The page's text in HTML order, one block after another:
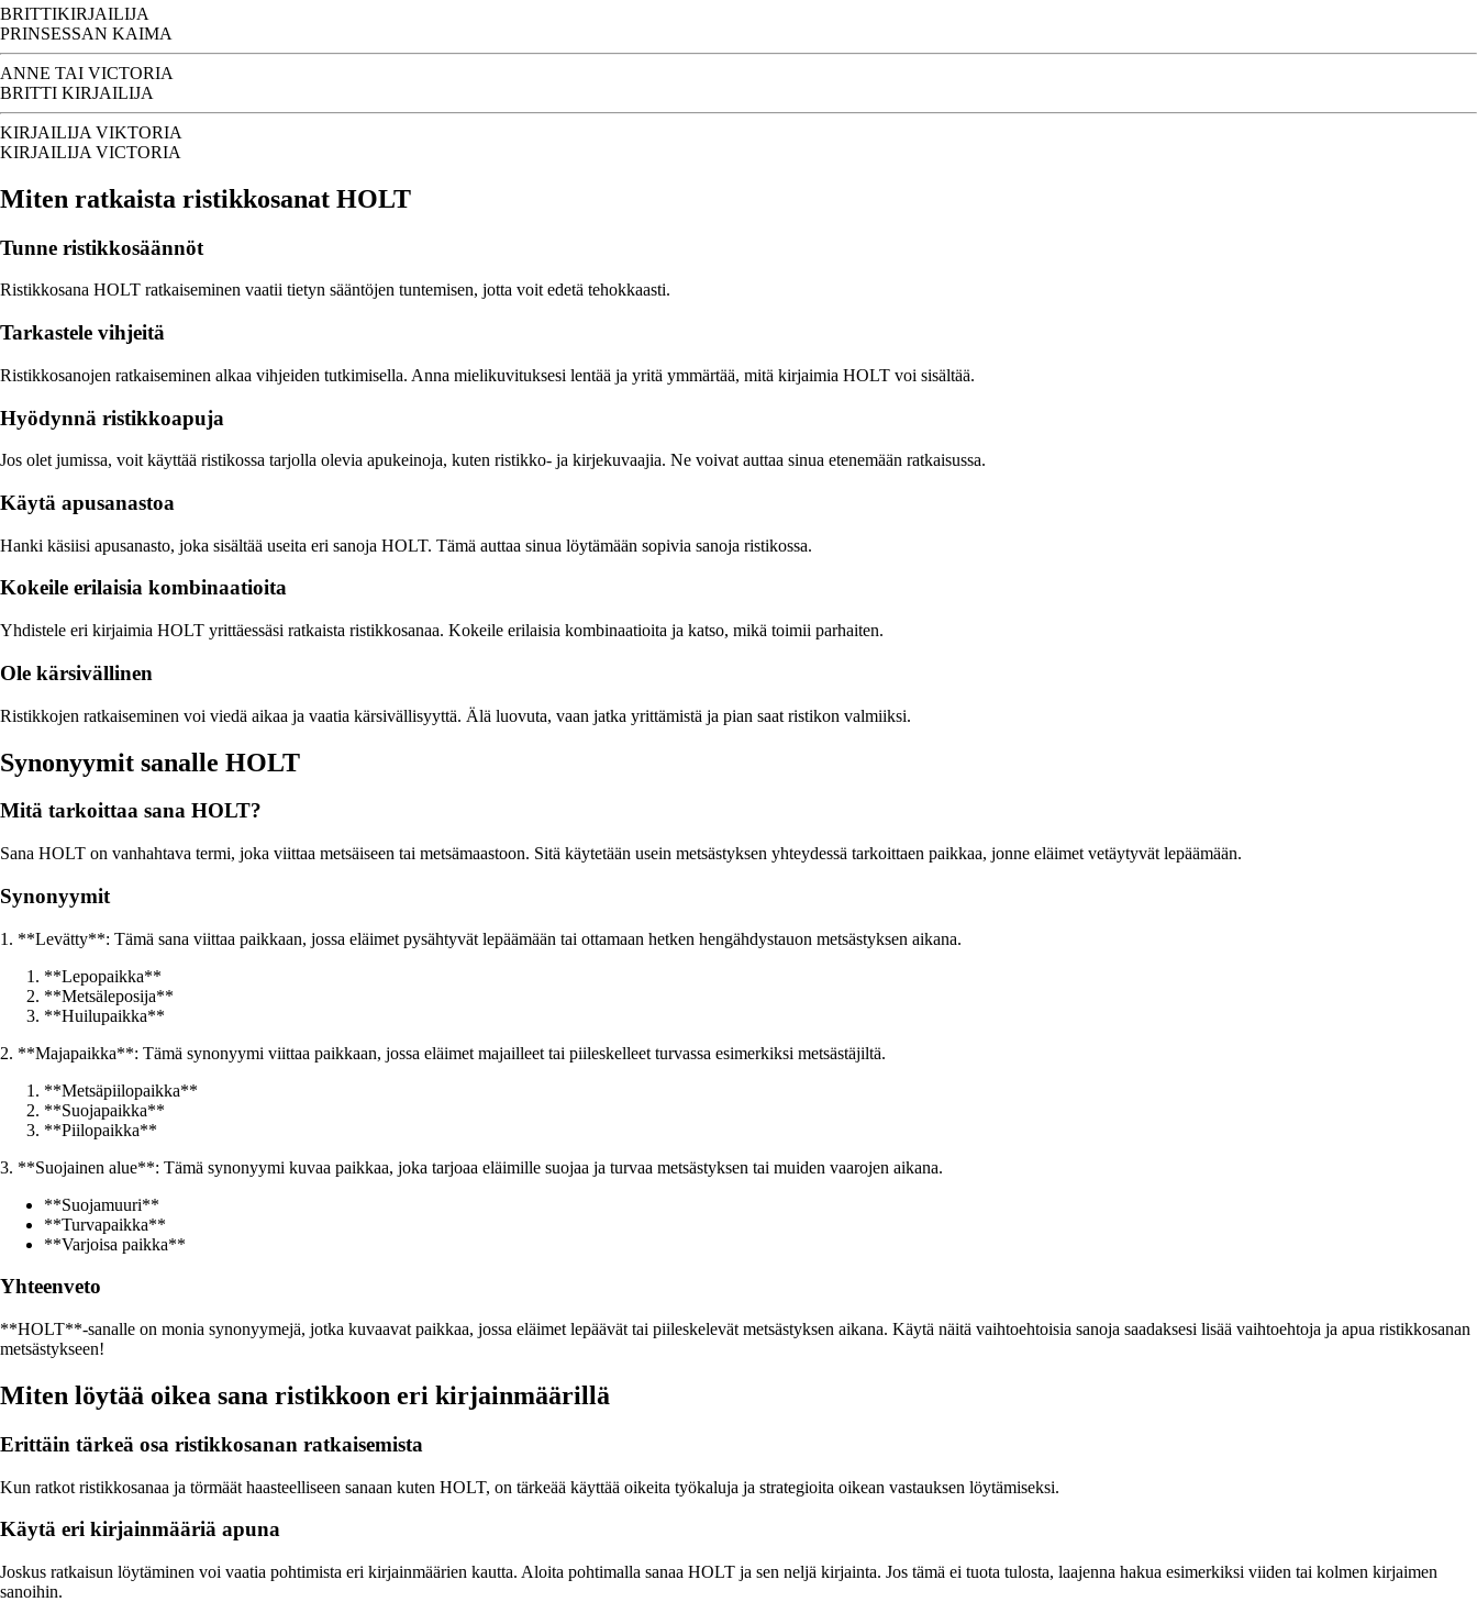
BRITTIKIRJAILIJA
PRINSESSAN KAIMA
ANNE TAI VICTORIA
BRITTI KIRJAILIJA
KIRJAILIJA VIKTORIA
KIRJAILIJA VICTORIA
Miten ratkaista ristikkosanat HOLT
Tunne ristikkosäännöt
Ristikkosana HOLT ratkaiseminen vaatii tietyn sääntöjen tuntemisen, jotta voit edetä tehokkaasti.
Tarkastele vihjeitä
Ristikkosanojen ratkaiseminen alkaa vihjeiden tutkimisella. Anna mielikuvituksesi lentää ja yritä ymmärtää, mitä kirjaimia HOLT voi sisältää.
Hyödynnä ristikkoapuja
Jos olet jumissa, voit käyttää ristikossa tarjolla olevia apukeinoja, kuten ristikko- ja kirjekuvaajia. Ne voivat auttaa sinua etenemään ratkaisussa.
Käytä apusanastoa
Hanki käsiisi apusanasto, joka sisältää useita eri sanoja HOLT. Tämä auttaa sinua löytämään sopivia sanoja ristikossa.
Kokeile erilaisia kombinaatioita
Yhdistele eri kirjaimia HOLT yrittäessäsi ratkaista ristikkosanaa. Kokeile erilaisia kombinaatioita ja katso, mikä toimii parhaiten.
Ole kärsivällinen
Ristikkojen ratkaiseminen voi viedä aikaa ja vaatia kärsivällisyyttä. Älä luovuta, vaan jatka yrittämistä ja pian saat ristikon valmiiksi.
Synonyymit sanalle HOLT
Mitä tarkoittaa sana HOLT?
Sana HOLT on vanhahtava termi, joka viittaa metsäiseen tai metsämaastoon. Sitä käytetään usein metsästyksen yhteydessä tarkoittaen paikkaa, jonne eläimet vetäytyvät lepäämään.
Synonyymit
1. **Levätty**: Tämä sana viittaa paikkaan, jossa eläimet pysähtyvät lepäämään tai ottamaan hetken hengähdystauon metsästyksen aikana.
**Lepopaikka**
**Metsäleposija**
**Huilupaikka**
2. **Majapaikka**: Tämä synonyymi viittaa paikkaan, jossa eläimet majailleet tai piileskelleet turvassa esimerkiksi metsästäjiltä.
**Metsäpiilopaikka**
**Suojapaikka**
**Piilopaikka**
3. **Suojainen alue**: Tämä synonyymi kuvaa paikkaa, joka tarjoaa eläimille suojaa ja turvaa metsästyksen tai muiden vaarojen aikana.
**Suojamuuri**
**Turvapaikka**
**Varjoisa paikka**
Yhteenveto
**HOLT**-sanalle on monia synonyymejä, jotka kuvaavat paikkaa, jossa eläimet lepäävät tai piileskelevät metsästyksen aikana. Käytä näitä vaihtoehtoisia sanoja saadaksesi lisää vaihtoehtoja ja apua ristikkosanan
metsästykseen!
Miten löytää oikea sana ristikkoon eri kirjainmäärillä
Erittäin tärkeä osa ristikkosanan ratkaisemista
Kun ratkot ristikkosanaa ja törmäät haasteelliseen sanaan kuten HOLT, on tärkeää käyttää oikeita työkaluja ja strategioita oikean vastauksen löytämiseksi.
Käytä eri kirjainmääriä apuna
Joskus ratkaisun löytäminen voi vaatia pohtimista eri kirjainmäärien kautta. Aloita pohtimalla sanaa HOLT ja sen neljä kirjainta. Jos tämä ei tuota tulosta, laajenna hakua esimerkiksi viiden tai kolmen kirjaimen
sanoihin.